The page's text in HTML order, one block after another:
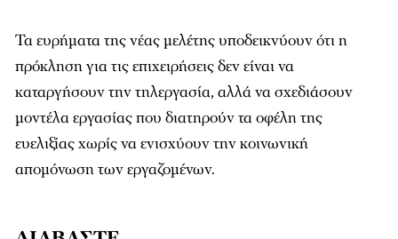
Τα ευρήματα της νέας μελέτης υποδεικνύουν ότι η
πρόκληση για τις επιχειρήσεις δεν είναι να
καταργήσουν την τηλεργασία, αλλά να σχεδιάσουν
μοντέλα εργασίας που διατηρούν τα οφέλη της
ευελιξίας χωρίς να ενισχύουν την κοινωνική
απομόνωση των εργαζομένων.